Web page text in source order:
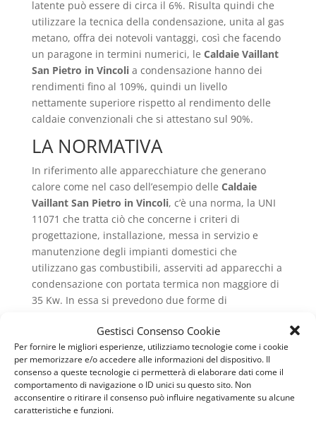
Gestisci Consenso Cookie
Per fornire le migliori esperienze, utilizziamo tecnologie come i cookie
per memorizzare e/o accedere alle informazioni del dispositivo. Il
consenso a queste tecnologie ci permetterà di elaborare dati come il
comportamento di navigazione o ID unici su questo sito. Non
acconsentire o ritirare il consenso può influire negativamente su alcune
caratteristiche e funzioni.
latente può essere di circa il 6%. Risulta quindi che
utilizzare la tecnica della condensazione, unita al gas
metano, offra dei notevoli vantaggi, così che facendo
un paragone in termini numerici, le Caldaie Vaillant
San Pietro in Vincolia condensazione hanno dei
rendimenti fino al 109%, quindi un livello
nettamente superiore rispetto al rendimento delle
caldaie convenzionali che si attestano sul 90%.
LA NORMATIVA
In riferimento alle apparecchiature che generano
calore come nel caso dell’esempio delle Caldaie
Vaillant San Pietro in Vincoli, c’è una norma, la UNI
11071 che tratta ciò che concerne i criteri di
progettazione, installazione, messa in servizio e
manutenzione degli impianti domestici che
utilizzano gas combustibili, asserviti ad apparecchi a
condensazione con portata termica non maggiore di
35 Kw. In essa si prevedono due forme di
proviene dalla caldaia, l’altro che elimina la
condensa che proviene invece dal sistema di scarico
dei fumi. Ed in relazione al fatto che ci si riferisce,
parlando di Caldaie Vaillant San Pietro in Vincoli
apparecchiature per uso abitativo, riguardo al
concetto di smaltimento, non sono necessari